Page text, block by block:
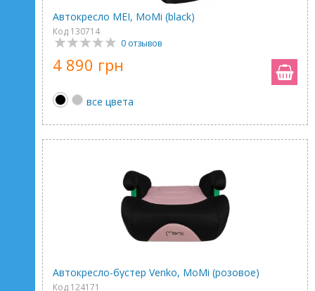
Автокресло MEI, MoMi (black)
Код 130714
0 отзывов
4 890 грн
все цвета
Автокресло-бустер Venko, MoMi (розовое)
Код 124171